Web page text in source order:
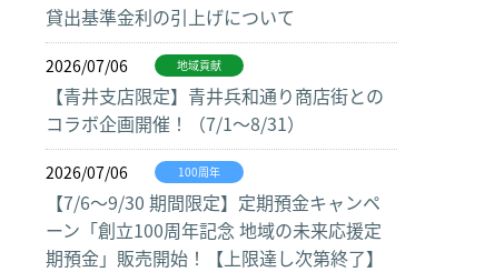
貸出基準金利の引上げについて
2026/07/06 地域貢献
【青井支店限定】青井兵和通り商店街との
コラボ企画開催！（7/1～8/31）
2026/07/06 100周年
【7/6～9/30 期間限定】定期預金キャンペ
ーン「創立100周年記念 地域の未来応援定
期預金」販売開始！【上限達し次第終了】